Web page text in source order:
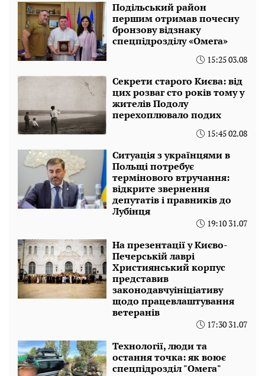
Подільський район
першим отримав почесну
бронзову відзнаку
спецпідрозділу «Омега»
15:25 03.08
Секрети старого Києва: від
цих розваг сто років тому у
жителів Подолу
перехоплювало подих
15:45 02.08
Ситуація з українцями в
Польщі потребує
термінового втручання:
відкрите звернення
депутатів і правників до
Лубінця
19:10 31.07
На презентації у Києво-
Печерській лаврі
Християнський корпус
представив
законодавчуініціативу
щодо працевлаштування
ветеранів
17:30 31.07
Технології, люди та
остання точка: як воює
спецпідрозділ "Омега"